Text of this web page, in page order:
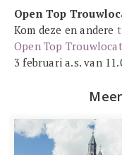
Open Top
Kom deze en andere
Open Top
3 februari a.s. van